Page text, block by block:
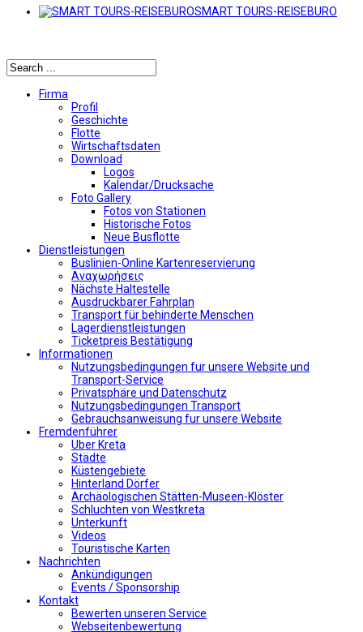
SMART TOURS-REISEBURO
Firma
Profil
Geschichte
Flotte
Wirtschaftsdaten
Download
Logos
Kalendar/Drucksache
Foto Gallery
Fotos von Stationen
Historische Fotos
Neue Busflotte
Dienstleistungen
Buslinien-Online Kartenreservierung
Αναχωρήσεις
Nächste Haltestelle
Αusdruckbarer Fahrplan
Transport für behinderte Menschen
Lagerdienstleistungen
Ticketpreis Bestätigung
Informationen
Nutzungsbedingungen fur unsere Website und
Transport-Service
Privatsphäre und Datenschutz
Nutzungsbedingungen Transport
Gebrauchsanweisung fur unsere Website
Fremdenführer
Uber Kreta
Städte
Küstengebiete
Hinterland Dörfer
Archäologischen Stätten-Museen-Klöster
Schluchten von Westkreta
Unterkunft
Videos
Touristische Karten
Nachrichten
Ankündigungen
Events / Sponsorship
Kontakt
Bewerten unseren Service
Webseitenbewertung